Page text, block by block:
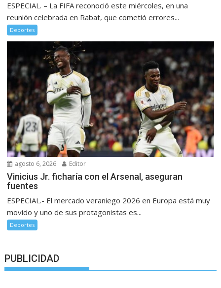
ESPECIAL. – La FIFA reconoció este miércoles, en una
reunión celebrada en Rabat, que cometió errores...
Deportes
agosto 6, 2026 Editor
Vinicius Jr. ficharía con el Arsenal, aseguran
fuentes
ESPECIAL.- El mercado veraniego 2026 en Europa está muy
movido y uno de sus protagonistas es...
Deportes
PUBLICIDAD